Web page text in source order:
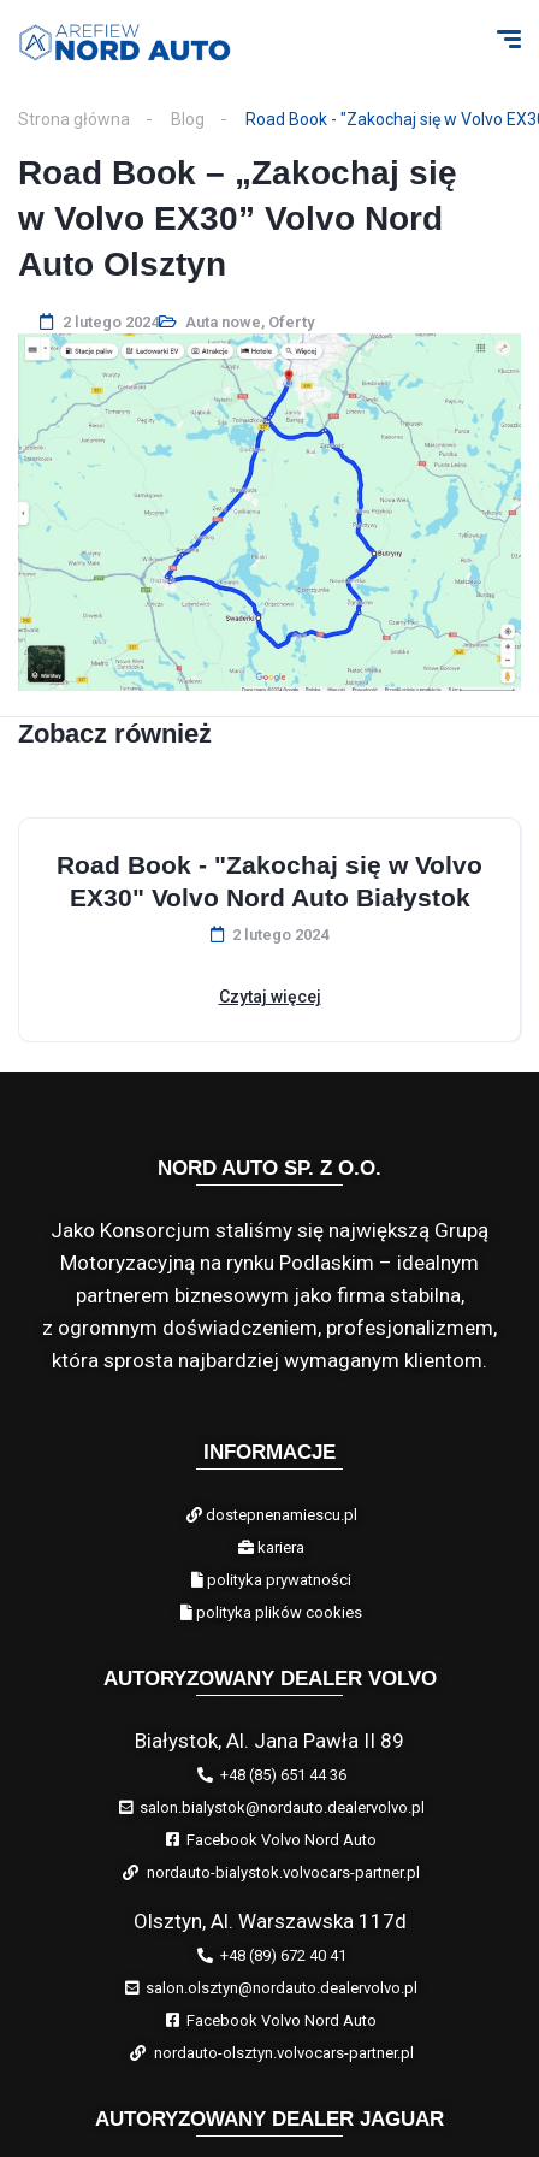
Strona główna Blog Road Book - "Zakochaj się w Volvo
Road Book – „Zakochaj się
w Volvo EX30” Volvo Nord
Auto Olsztyn
2 lutego 2024 Auta nowe, Oferty
Zobacz również
Road Book - "Zakochaj się w Volvo
EX30" Volvo Nord Auto Białystok
2 lutego 2024
Czytaj więcej
NORD AUTO SP. Z O.O.
Jako Konsorcjum staliśmy się największą Grupą
Motoryzacyjną na rynku Podlaskim – idealnym
partnerem biznesowym jako firma stabilna,
z ogromnym doświadczeniem, profesjonalizmem,
która sprosta najbardziej wymaganym klientom.
INFORMACJE
dostepnenamiescu.pl
kariera
polityka prywatności
polityka plików cookies
AUTORYZOWANY DEALER VOLVO
Białystok, Al. Jana Pawła II 89
+48 (85) 651 44 36
salon.bialystok@nordauto.dealervolvo.pl
Facebook Volvo Nord Auto
nordauto-bialystok.volvocars-partner.pl
Olsztyn, Al. Warszawska 117d
+48 (89) 672 40 41
salon.olsztyn@nordauto.dealervolvo.pl
Facebook Volvo Nord Auto
nordauto-olsztyn.volvocars-partner.pl
AUTORYZOWANY DEALER JAGUAR